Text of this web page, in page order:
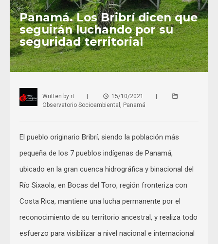
Panamá. Los Bribrí dicen que
seguirán luchando por su
seguridad territorial
Written by rt | 15/10/2021
|
Observatorio Socioambiental , Panamá
El pueblo originario Bribrí, siendo la población más
pequeña de los 7 pueblos indígenas de Panamá,
ubicado en la gran cuenca hidrográfica y binacional del
Río Sixaola, en Bocas del Toro, región fronteriza con
Costa Rica, mantiene una lucha permanente por el
reconocimiento de su territorio ancestral, y realiza todo
esfuerzo para visibilizar a nivel nacional e internacional